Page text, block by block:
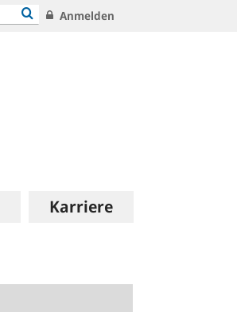
Anmelden
Karriere